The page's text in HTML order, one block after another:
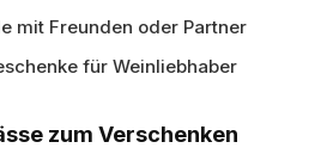
mit Freunden oder Partner
für Weinliebhaber
zum Verschenken